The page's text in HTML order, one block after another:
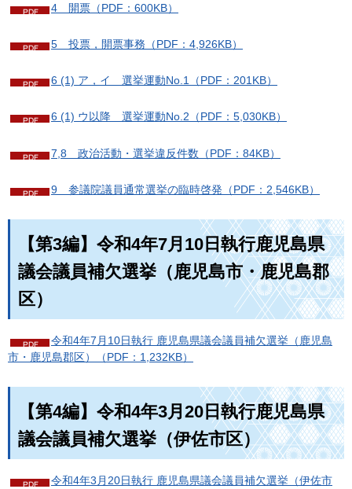
4 開票（PDF：600KB）
5 投票，開票事務（PDF：4,926KB）
6 (1) ア，イ 選挙運動No.1（PDF：201KB）
6 (1) ウ以降 選挙運動No.2（PDF：5,030KB）
7,8 政治活動・選挙違反件数（PDF：84KB）
9 参議院議員通常選挙の臨時啓発（PDF：2,546KB）
【第3編】令和4年7月10日執行鹿児島県
議会議員補欠選挙（鹿児島市・鹿児島郡
区）
令和4年7月10日執行 鹿児島県議会議員補欠選挙（鹿児島
市・鹿児島郡区）（PDF：1,232KB）
【第4編】令和4年3月20日執行鹿児島県
議会議員補欠選挙（伊佐市区）
令和4年3月20日執行 鹿児島県議会議員補欠選挙（伊佐市